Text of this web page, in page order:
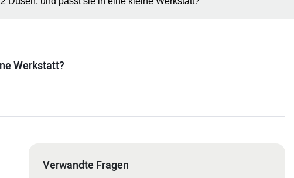
Werkstatt?
Verwandte Fragen